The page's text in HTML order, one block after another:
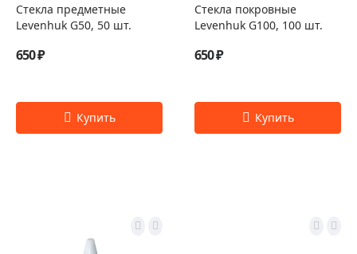
Стекла предметные
Levenhuk G50, 50 шт.
650 ₽
Стекла покровные
Levenhuk G100, 100 шт.
650 ₽